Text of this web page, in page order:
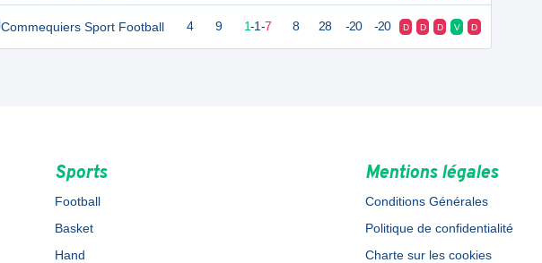
Commequiers Sport Football 4 9 1-1-7 8 28 -20 -20 D D D V D
Sports
Football
Basket
Hand
Mentions légales
Conditions Générales
Politique de confidentialité
Charte sur les cookies